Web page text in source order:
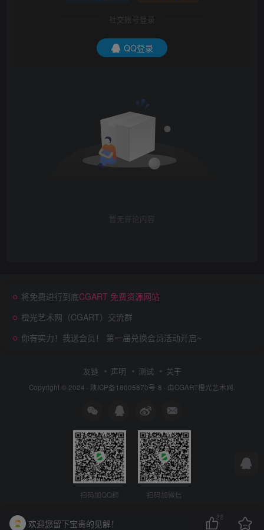
社交账号登录
QQ登录
暂无评论内容
将免费进行到底CGART 免费资源网站
橙光艺术网（CGART）交流群
你有实力！我送会员！ 第一届兑换会员活动开启~
友链 声明 测试 关于
Copyright © 2024 · 陕ICP备18005870号-8 · 由CGART橙光艺术网.
扫码加QQ群 扫码加微信
欢迎您留下宝贵的见解！
22